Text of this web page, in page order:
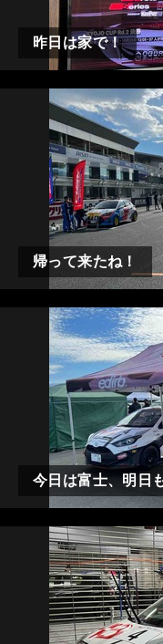
昨日は家で！
帰って来たね！
今日は富士、明日